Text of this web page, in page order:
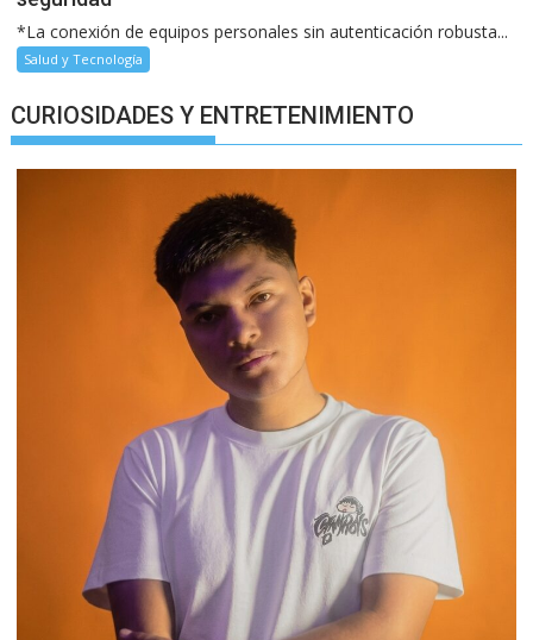
*La conexión de equipos personales sin autenticación robusta...
Salud y Tecnología
CURIOSIDADES Y ENTRETENIMIENTO